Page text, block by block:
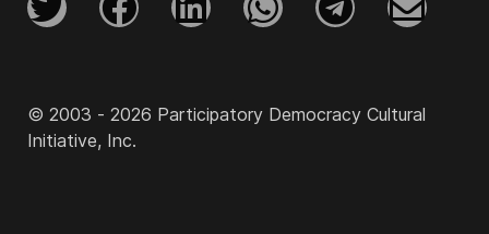
© 2003 - 2026 Participatory Democracy Cultural
Initiative, Inc.